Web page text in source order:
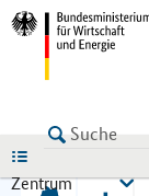
Zentrum